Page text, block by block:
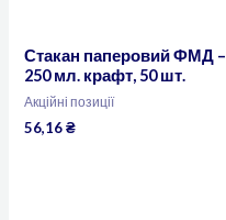
Стакан паперовий ФМД –
250 мл. крафт, 50 шт.
Акційні позиції
56,16₴